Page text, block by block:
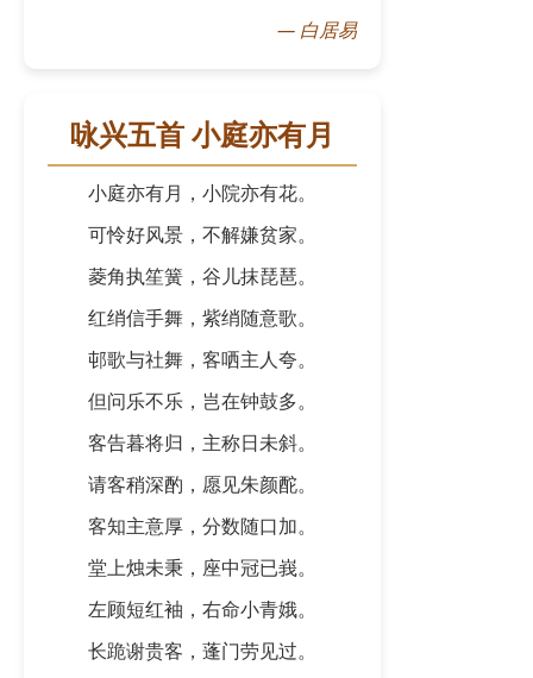
— 白居易
咏兴五首 小庭亦有月
小庭亦有月，小院亦有花。
可怜好风景，不解嫌贫家。
菱角执笙簧，谷儿抹琵琶。
红绡信手舞，紫绡随意歌。
邨歌与社舞，客哂主人夸。
但问乐不乐，岂在钟鼓多。
客告暮将归，主称日未斜。
请客稍深酌，愿见朱颜酡。
客知主意厚，分数随口加。
堂上烛未秉，座中冠已峩。
左顾短红袖，右命小青娥。
长跪谢贵客，蓬门劳见过。